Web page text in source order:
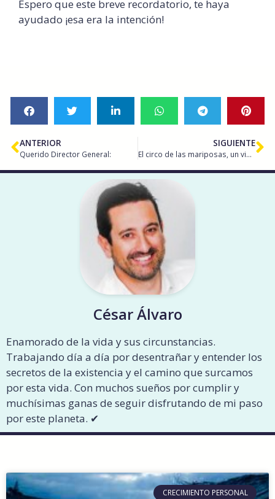
Espero que este breve recordatorio, te haya
ayudado ¡esa era la intención!
ANTERIOR
Querido Director General:
SIGUIENTE
El circo de las mariposas, un video imprescindible.
César Álvaro
Enamorado de la vida y sus circunstancias.
Trabajando día a día por desentrañar y entender los
secretos de la existencia y el camino que surcamos
por esta vida. Con muchos sueños por cumplir y
muchísimas ganas de seguir disfrutando de mi paso
por este planeta. ✔︎
CRECIMIENTO PERSONAL